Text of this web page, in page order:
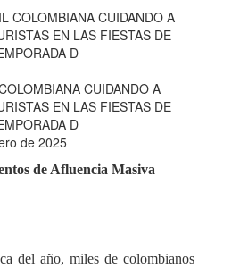
CUIDANDO A
EN LAS FIESTAS DE
D
de 2025
de Afluencia Masiva
del año, miles de colombianos